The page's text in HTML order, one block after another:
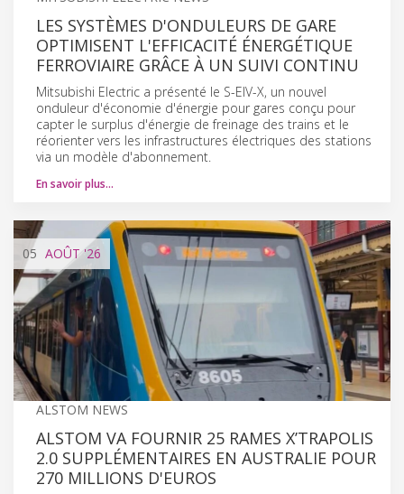
LES SYSTÈMES D'ONDULEURS DE GARE
OPTIMISENT L'EFFICACITÉ ÉNERGÉTIQUE
FERROVIAIRE GRÂCE À UN SUIVI CONTINU
Mitsubishi Electric a présenté le S-EIV-X, un nouvel
onduleur d'économie d'énergie pour gares conçu pour
capter le surplus d'énergie de freinage des trains et le
réorienter vers les infrastructures électriques des stations
via un modèle d'abonnement.
En savoir plus…
05 AOÛT'26
ALSTOM NEWS
ALSTOM VA FOURNIR 25 RAMES X’TRAPOLIS
2.0 SUPPLÉMENTAIRES EN AUSTRALIE POUR
270 MILLIONS D'EUROS